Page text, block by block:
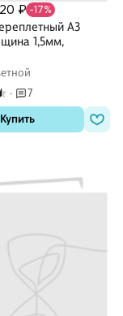
₽ -17%
А3
1,5мм,
·
7
Купить